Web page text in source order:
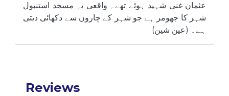
عثمان غنی شہید ہوئے تھے۔ واقعی یہ مسجد استنبول
شہر کا جھومر ہے جو شہر کے چاروں سے دکھائی دیتی
ہے۔ (عین شین)
Reviews